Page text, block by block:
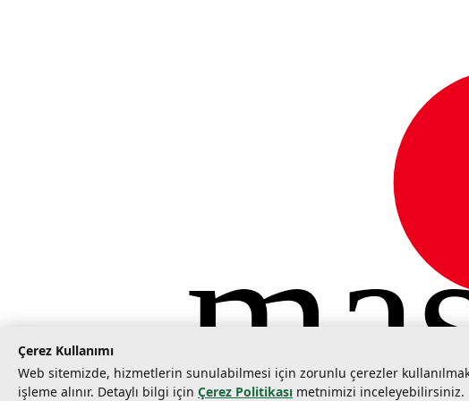
©2026Tarımcom Tarım ve Teknoloji A.Ş. Tüm hakları saklıdır.